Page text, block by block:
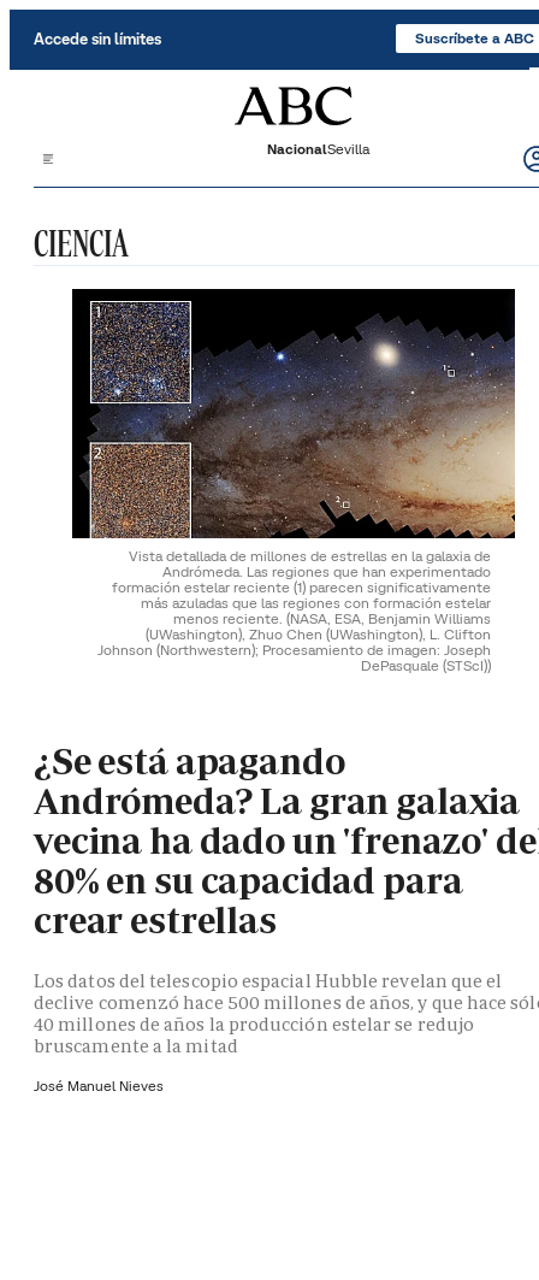
Accede sin límites Suscríbete a ABC
NacionalSevilla
CIENCIA
Vista detallada de millones de estrellas en la galaxia de
Andrómeda. Las regiones que han experimentado
formación estelar reciente (1) parecen significativamente
más azuladas que las regiones con formación estelar
menos reciente. (NASA, ESA, Benjamin Williams
(UWashington), Zhuo Chen (UWashington), L. Clifton
Johnson (Northwestern); Procesamiento de imagen: Joseph
DePasquale (STScI))
¿Se está apagando
Andrómeda? La gran galaxia
vecina ha dado un 'frenazo'
80% en su capacidad para
crear estrellas
Los datos del telescopio espacial Hubble revelan que el
declive comenzó hace 500 millones de años, y que hace
40 millones de años la producción estelar se redujo
bruscamente a la mitad
José Manuel Nieves